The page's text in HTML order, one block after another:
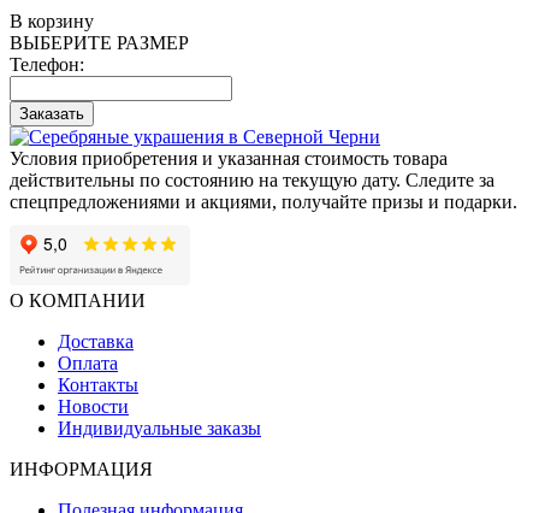
В корзину
ВЫБЕРИТЕ РАЗМЕР
Телефон:
Заказать
Условия приобретения и указанная стоимость товара
действительны по состоянию на текущую дату. Следите за
спецпредложениями и акциями, получайте призы и подарки.
О КОМПАНИИ
Доставка
Оплата
Контакты
Новости
Индивидуальные заказы
ИНФОРМАЦИЯ